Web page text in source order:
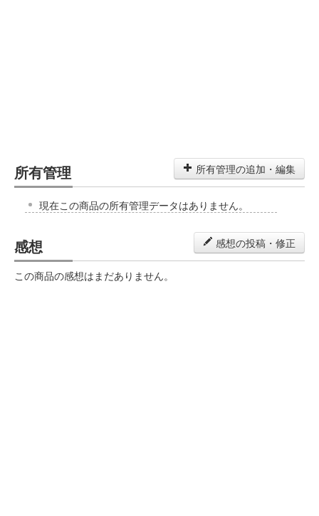
所有管理 所有管理の追加・編集
現在この商品の所有管理データはありません。
感想 感想の投稿・修正
この商品の感想はまだありません。